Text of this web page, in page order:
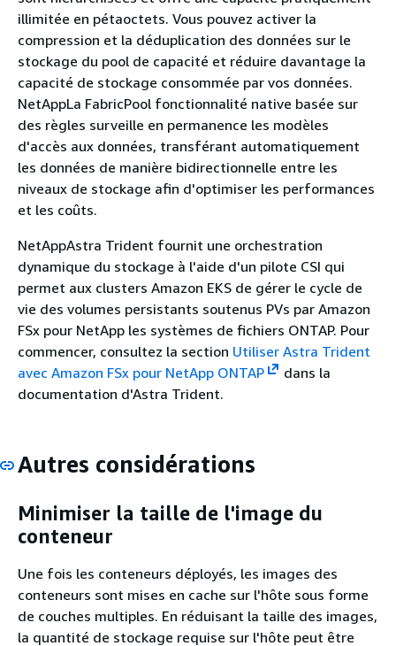
illimitée en pétaoctets. Vous pouvez activer la
compression et la déduplication des données sur le
stockage du pool de capacité et réduire davantage la
capacité de stockage consommée par vos données.
NetAppLa FabricPool fonctionnalité native basée sur
des règles surveille en permanence les modèles
d'accès aux données, transférant automatiquement
les données de manière bidirectionnelle entre les
niveaux de stockage afin d'optimiser les performances
et les coûts.
NetAppAstra Trident fournit une orchestration
dynamique du stockage à l'aide d'un pilote CSI qui
permet aux clusters Amazon EKS de gérer le cycle de
vie des volumes persistants soutenus PVs par Amazon
FSx pour NetApp les systèmes de fichiers ONTAP. Pour
commencer, consultez la section Utiliser Astra Trident
avec Amazon FSx pour NetApp ONTAP
dans la
documentation d'Astra Trident.
Autres considérations
Minimiser la taille de l'image du
conteneur
Une fois les conteneurs déployés, les images des
conteneurs sont mises en cache sur l'hôte sous forme
de couches multiples. En réduisant la taille des images,
la quantité de stockage requise sur l'hôte peut être